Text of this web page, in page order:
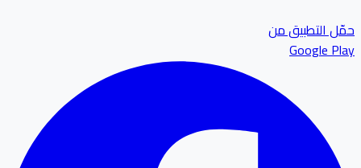
التطبيق من
Google